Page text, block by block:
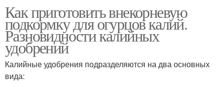
Как приготовить внекорневую
подкормку для огурцов калий.
Разновидности калийных
удобрений
Калийные удобрения подразделяются на два основных
вида: